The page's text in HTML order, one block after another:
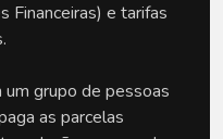
Financeiras) e tarifas
um grupo de pessoas
as parcelas